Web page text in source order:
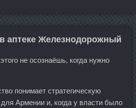
аптеке Железнодорожный
не осознаёшь, когда нужно
понимает стратегическую
для Армении и, когда у власти было